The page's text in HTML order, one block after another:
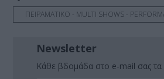
ΠΕΙΡΑΜΑΤΙΚΟ - MULTI SHOWS -
Newsletter
Κάθε βδομάδα στο e-mail σας τα